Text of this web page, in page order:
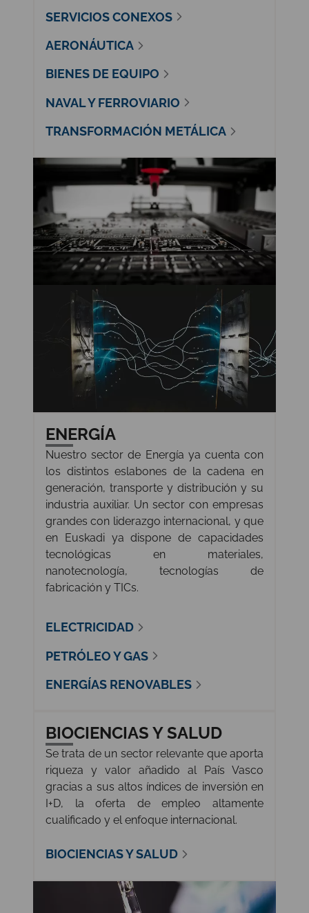
SERVICIOS CONEXOS
AERONÁUTICA
BIENES DE EQUIPO
NAVAL Y FERROVIARIO
TRANSFORMACIÓN METÁLICA
ENERGÍA
Nuestro sector de Energía ya cuenta con
los distintos eslabones de la cadena en
generación, transporte y distribución y su
industria auxiliar. Un sector con empresas
grandes con liderazgo internacional, y que
en Euskadi ya dispone de capacidades
tecnológicas en materiales,
nanotecnología, tecnologías de
fabricación y TICs.
ELECTRICIDAD
PETRÓLEO Y GAS
ENERGÍAS RENOVABLES
BIOCIENCIAS Y SALUD
Se trata de un sector relevante que aporta
riqueza y valor añadido al País Vasco
gracias a sus altos índices de inversión en
I+D, la oferta de empleo altamente
cualificado y el enfoque internacional.
BIOCIENCIAS Y SALUD